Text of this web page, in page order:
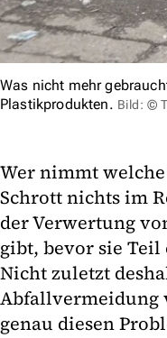
Was nicht mehr
Plastikprodukten. Bild: ©
Wer nimmt
Schrott nichts im
der Verwertung
gibt, bevor sie
Nicht zuletzt
Abfallvermeidung
genau diesen